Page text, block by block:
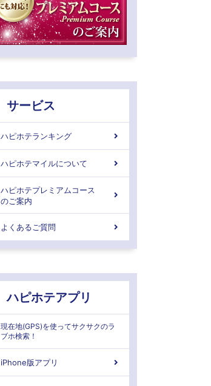
サービス
ハピホテランキング
ハピホテマイルについて
ハピホテプレミアムコース
のご案内
よくあるご質問
ハピホテアプリ
現在地(GPS)を使ってサクサクのラ
ブホ検索！
iPhone版アプリ